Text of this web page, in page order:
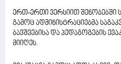
ერთ-ერთი ვერსიით შენობებში
გამოც ადმინისტრაციებმა
ბავშვებისა და პედაგოგების
მიიღეს.